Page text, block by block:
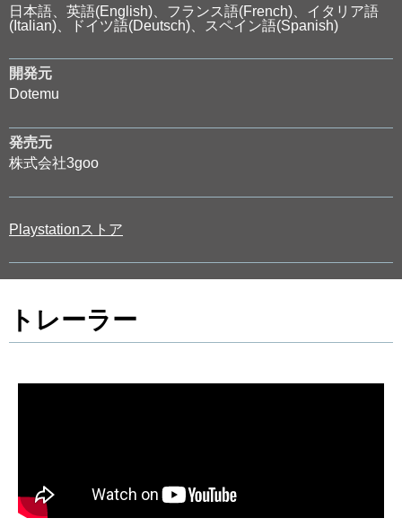
日本語、英語(English)、フランス語(French)、イタリア語
(Italian)、ドイツ語(Deutsch)、スペイン語(Spanish)
開発元
Dotemu
発売元
株式会社3goo
Playstationストア
トレーラー